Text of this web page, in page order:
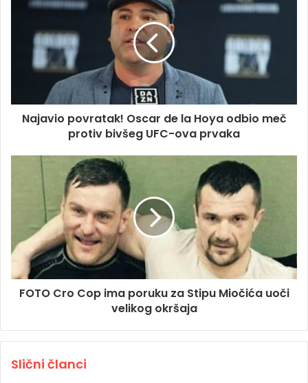
Najavio povratak! Oscar de la Hoya odbio meč
protiv bivšeg UFC-ova prvaka
FOTO Cro Cop ima poruku za Stipu Miočića uoči
velikog okršaja
Slični članci